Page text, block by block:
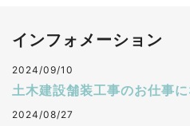
インフォメーション
2024/09/10
土木建設舗装工事のお仕事
2024/08/27